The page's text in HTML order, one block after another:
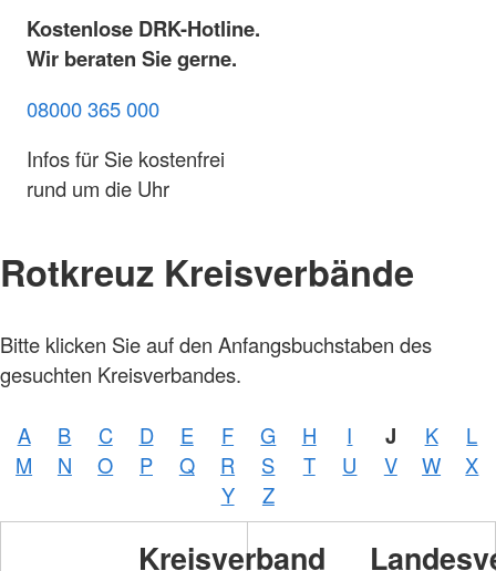
Kostenlose DRK-Hotline.
Wir beraten Sie gerne.
08000 365 000
Infos für Sie kostenfrei
rund um die Uhr
Rotkreuz Kreisverbände
Bitte klicken Sie auf den Anfangsbuchstaben des
gesuchten Kreisverbandes.
A B C D E F G H I J K
L
M
N O P Q R S T U V W
X
Y
Z
Kreisverband